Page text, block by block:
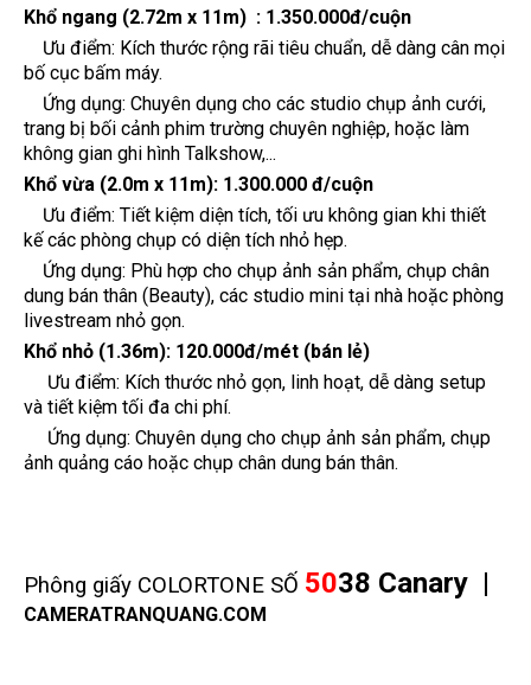
Khổ ngang (2.72m x 11m) : 1.350.000đ/cuộn
Ưu điểm: Kích thước rộng rãi tiêu chuẩn, dễ dàng cân mọi
bố cục bấm máy.
Ứng dụng: Chuyên dụng cho các studio chụp ảnh cưới,
trang bị bối cảnh phim trường chuyên nghiệp, hoặc làm
không gian ghi hình Talkshow,...
Khổ vừa (2.0m x 11m): 1.300.000 đ/cuộn
Ưu điểm: Tiết kiệm diện tích, tối ưu không gian khi thiết
kế các phòng chụp có diện tích nhỏ hẹp.
Ứng dụng: Phù hợp cho chụp ảnh sản phẩm, chụp chân
dung bán thân (Beauty), các studio mini tại nhà hoặc phòng
livestream nhỏ gọn.
Khổ nhỏ (1.36m): 120.000đ/mét (bán lẻ)
Ưu điểm: Kích thước nhỏ gọn, linh hoạt, dễ dàng setup
và tiết kiệm tối đa chi phí.
Ứng dụng: Chuyên dụng cho chụp ảnh sản phẩm, chụp
ảnh quảng cáo hoặc chụp chân dung bán thân.
Phông giấy COLORTONE SỐ 5038 Canary |
CAMERATRANQUANG.COM